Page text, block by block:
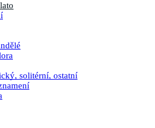
solitérní, ostatní